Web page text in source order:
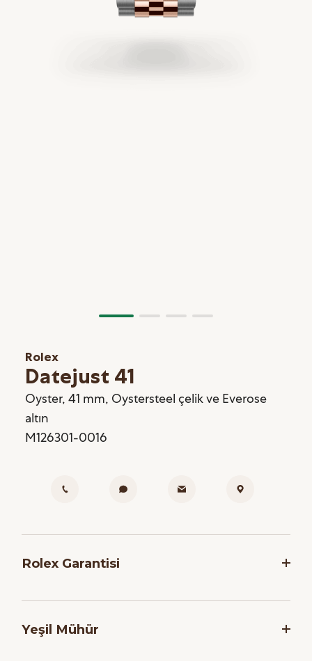
Rolex
Datejust 41
Oyster, 41 mm, Oystersteel çelik ve Everose
altın
M126301-0016
Rolex Garantisi
garanti etmek adına, her saati montaj işlemi
Yeşil Mühür